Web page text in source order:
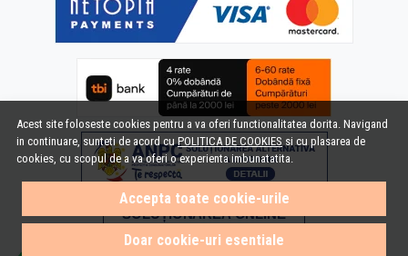
Acest site foloseste cookies pentru a va oferi functionalitatea dorita. Navigand
in continuare, sunteti de acord cuPOLITICA DE COOKIES si cu plasarea de
cookies, cu scopul de a va oferi o experienta imbunatatita.
Accepta toate cookie-urile
Doar cookie-uri esentiale